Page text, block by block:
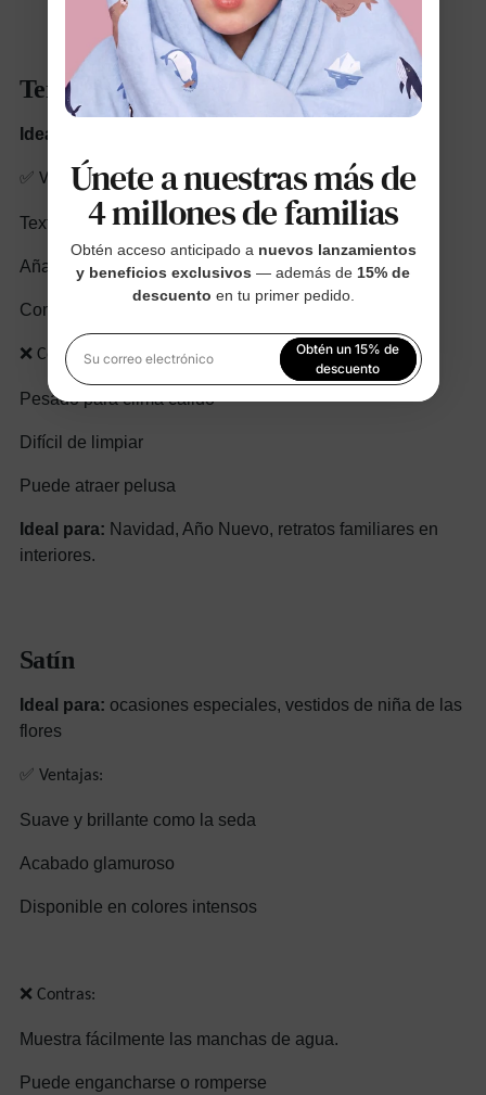
Terciopelo
Ideal para:
✅ Ventajas:
Textura cálida y rica
Añade elegancia y dramatismo.
Combina maravillosamente con encaje o satén.
❌ Contras:
Pesado para clima cálido
Difícil de limpiar
Puede atraer pelusa
Ideal para: Navidad, Año Nuevo, retratos familiares en
interiores.
Satín
Ideal para: ocasiones especiales, vestidos de niña de las
flores
✅ Ventajas:
Suave y brillante como la seda
Acabado glamuroso
Disponible en colores intensos
❌ Contras:
Muestra fácilmente las manchas de agua.
Puede engancharse o romperse
Únete a nuestras más de
4 millones de familias
Obtén acceso anticipado a nuevos lanzamientos
y beneficios exclusivos — además de 15% de
descuento en tu primer pedido.
Su correo electrónico
Obtén un 15% de
descuento